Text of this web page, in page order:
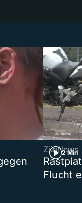
2 Min
ZüriNews
Flucht